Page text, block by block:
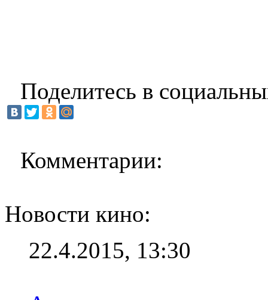
Поделитесь в
Комментарии:
Новости кино:
22.4.2015, 13:30